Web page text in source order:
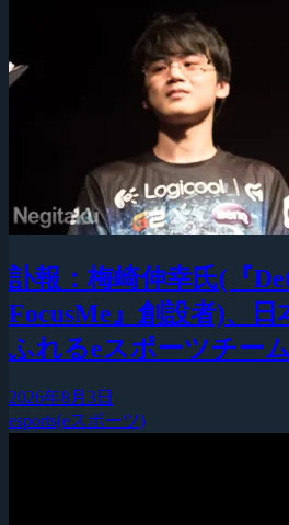
訃報：梅崎伸幸氏(『
FocusMe』創設者)、
ふれるeスポーツチー
2026年8月3日
esports(eスポーツ)